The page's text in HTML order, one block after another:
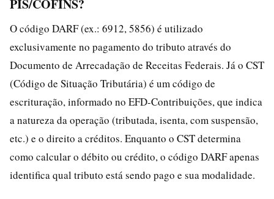
PIS/COFINS?
O código DARF (ex.: 6912, 5856) é utilizado
exclusivamente no pagamento do tributo através do
Documento de Arrecadação de Receitas Federais. Já o CST
(Código de Situação Tributária) é um código de
escrituração, informado no EFD-Contribuições, que indica
a natureza da operação (tributada, isenta, com suspensão,
etc.) e o direito a créditos. Enquanto o CST determina
como calcular o débito ou crédito, o código DARF apenas
identifica qual tributo está sendo pago e sua modalidade.